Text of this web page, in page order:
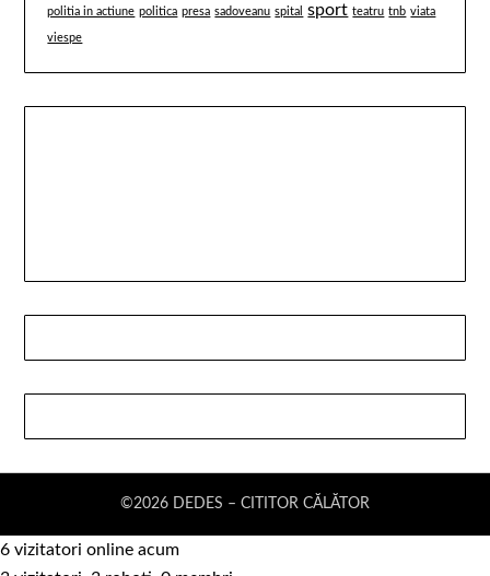
politia in actiune politica presa sadoveanu spital sport teatru tnb viata
viespe
©2026 DEDES – CITITOR CĂLĂTOR
6 vizitatori online acum